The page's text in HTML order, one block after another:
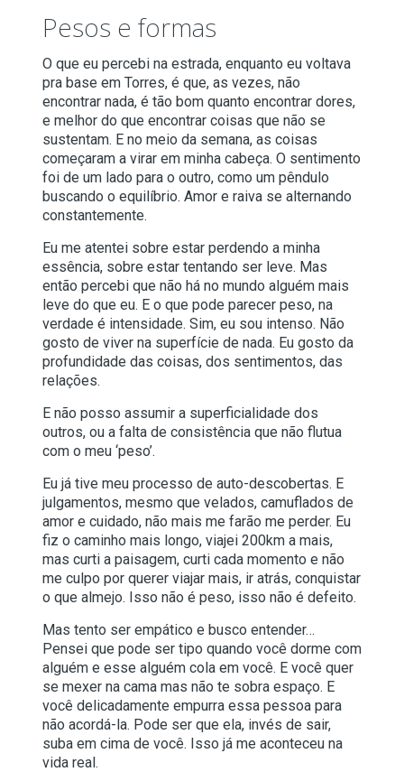
Pesos e formas
O que eu percebi na estrada, enquanto eu voltava
pra base em Torres, é que, as vezes, não
encontrar nada, é tão bom quanto encontrar dores,
e melhor do que encontrar coisas que não se
sustentam. E no meio da semana, as coisas
começaram a virar em minha cabeça. O sentimento
foi de um lado para o outro, como um pêndulo
buscando o equilíbrio. Amor e raiva se alternando
constantemente.
Eu me atentei sobre estar perdendo a minha
essência, sobre estar tentando ser leve. Mas
então percebi que não há no mundo alguém mais
leve do que eu. E o que pode parecer peso, na
verdade é intensidade. Sim, eu sou intenso. Não
gosto de viver na superfície de nada. Eu gosto da
profundidade das coisas, dos sentimentos, das
relações.
E não posso assumir a superficialidade dos
outros, ou a falta de consistência que não flutua
com o meu ‘peso’.
Eu já tive meu processo de auto-descobertas. E
julgamentos, mesmo que velados, camuflados de
amor e cuidado, não mais me farão me perder. Eu
fiz o caminho mais longo, viajei 200km a mais,
mas curti a paisagem, curti cada momento e não
me culpo por querer viajar mais, ir atrás, conquistar
o que almejo. Isso não é peso, isso não é defeito.
Mas tento ser empático e busco entender…
Pensei que pode ser tipo quando você dorme com
alguém e esse alguém cola em você. E você quer
se mexer na cama mas não te sobra espaço. E
você delicadamente empurra essa pessoa para
não acordá-la. Pode ser que ela, invés de sair,
suba em cima de você. Isso já me aconteceu na
vida real.